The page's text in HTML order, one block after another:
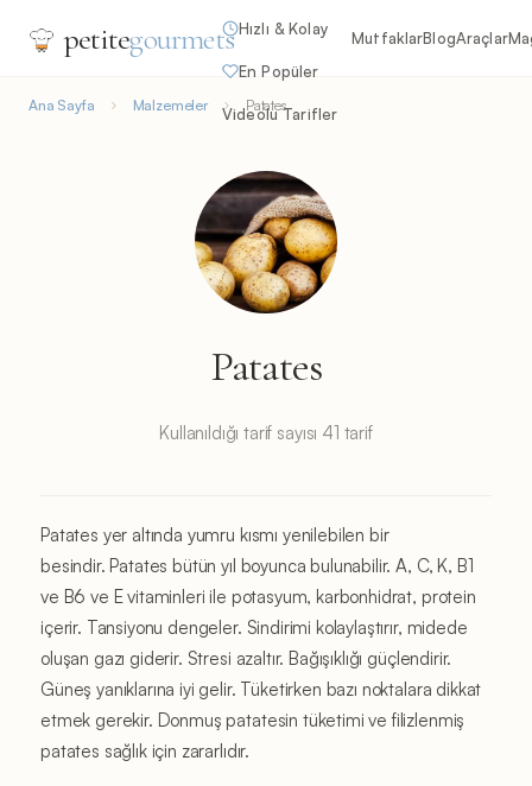
petitegourmets Hızlı & Kolay
En Popüler
Videolu Tarifler
MutfaklarBlogAraçlar
Ana Sayfa Malzemeler Patates
Patates
Kullanıldığı tarif sayısı 41 tarif
Patates yer altında yumru kısmı yenilebilen bir
besindir. Patates bütün yıl boyunca bulunabilir. A, C, K, B1
ve B6 ve E vitaminleri ile potasyum, karbonhidrat, protein
içerir. Tansiyonu dengeler. Sindirimi kolaylaştırır, midede
oluşan gazı giderir. Stresi azaltır. Bağışıklığı güçlendirir.
Güneş yanıklarına iyi gelir. Tüketirken bazı noktalara dikkat
etmek gerekir. Donmuş patatesin tüketimi ve filizlenmiş
patates sağlık için zararlıdır.